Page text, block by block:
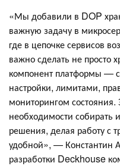
«Мы добавили в DOP
важную задачу в
где в цепочке сервисов
важно сделать не просто
компонент платформы —
настройки, лимитами,
мониторингом
необходимости собирать
решения, делая работу с
удобной», — Константин
разработки Deckhouse